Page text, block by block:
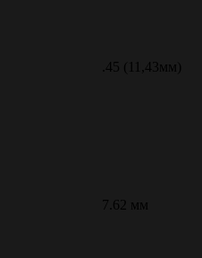
.45 (11,43мм)
7.62 мм